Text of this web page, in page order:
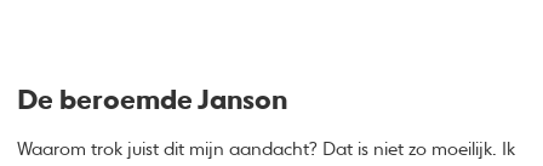
De beroemde Janson
Waarom trok juist dit mijn aandacht? Dat is niet zo moeilijk. Ik